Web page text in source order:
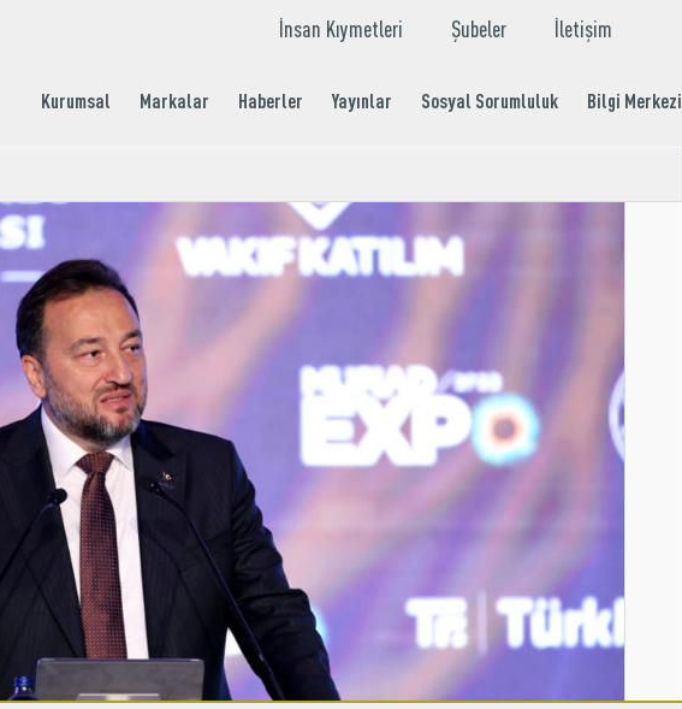
İnsan Kıymetleri Şubeler İletişim
Kurumsal Markalar Haberler Yayınlar Sosyal Sorumluluk Bilgi Merkezi